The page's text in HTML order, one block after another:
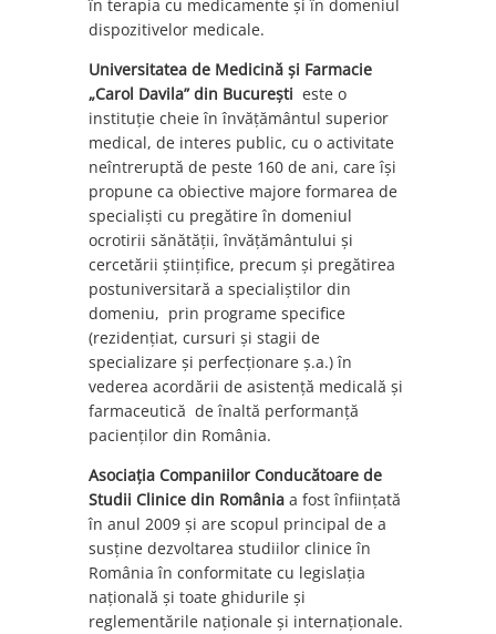
în terapia cu medicamente și în domeniul
dispozitivelor medicale.
Universitatea de Medicină şi Farmacie
„Carol Davila” din Bucureşti este o
instituţie cheie în învăţământul superior
medical, de interes public, cu o activitate
neîntreruptă de peste 160 de ani, care își
propune ca obiective majore formarea de
specialiști cu pregătire în domeniul
ocrotirii sănătăţii, învăţământului şi
cercetării știinţifice, precum și pregătirea
postuniversitară a specialiștilor din
domeniu, prin programe specifice
(rezidenţiat, cursuri şi stagii de
specializare şi perfecţionare ș.a.) în
vederea acordării de asistenţă medicală și
farmaceutică de înaltă performanţă
pacienților din România.
Asociația Companiilor Conducătoare de
Studii Clinice din România a fost înființată
în anul 2009 și are scopul principal de a
susține dezvoltarea studiilor clinice în
România în conformitate cu legislația
națională și toate ghidurile și
reglementările naționale și internaționale.